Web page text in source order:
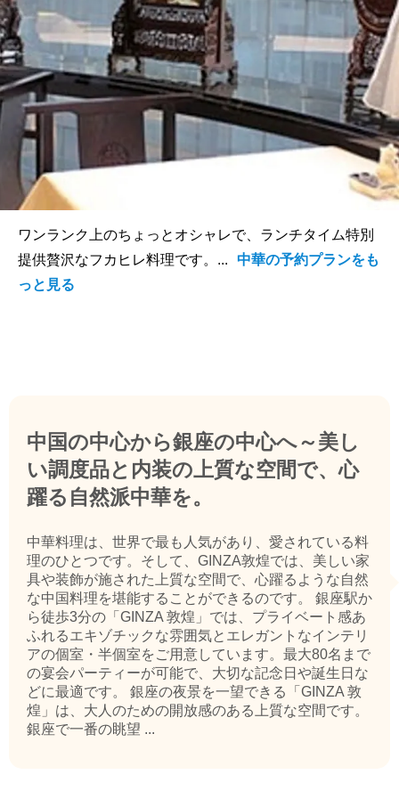
ワンランク上のちょっとオシャレで、ランチタイム特別
提供贅沢なフカヒレ料理です。...
中華の予約プランをも
っと見る
中国の中心から銀座の中心へ～美し
い調度品と内装の上質な空間で、心
躍る自然派中華を。
中華料理は、世界で最も人気があり、愛されている料
理のひとつです。そして、GINZA敦煌では、美しい家
具や装飾が施された上質な空間で、心躍るような自然
な中国料理を堪能することができるのです。 銀座駅か
ら徒歩3分の「GINZA 敦煌」では、プライベート感あ
ふれるエキゾチックな雰囲気とエレガントなインテリ
アの個室・半個室をご用意しています。最大80名まで
の宴会パーティーが可能で、大切な記念日や誕生日な
どに最適です。 銀座の夜景を一望できる「GINZA 敦
煌」は、大人のための開放感のある上質な空間です。
銀座で一番の眺望 ...